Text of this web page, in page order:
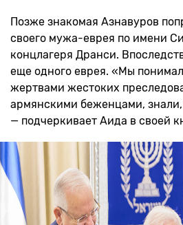
Позже знакомая Азнавуров
своего мужа-еврея по имени
концлагеря Дранси.
еще одного еврея. «Мы
жертвами жестоких
армянскими беженцами, знали,
— подчеркивает Аида в своей